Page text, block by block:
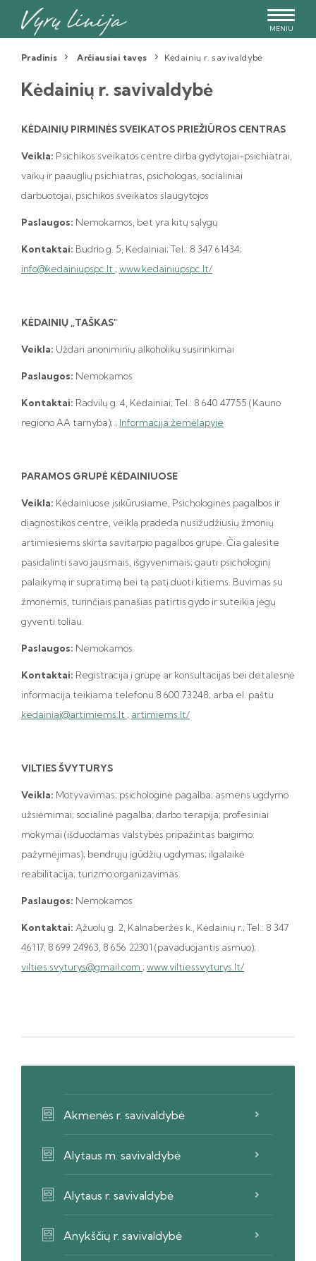
MENIU
Pradinis Arčiausiai tavęs Kėdainių r. savivaldybė
Kėdainių r. savivaldybė
KĖDAINIŲ PIRMINĖS SVEIKATOS PRIEŽIŪROS CENTRAS
Veikla: Psichikos sveikatos centre dirba gydytojai-psichiatrai,
vaikų ir paauglių psichiatras, psichologas, socialiniai
darbuotojai, psichikos sveikatos slaugytojos
Paslaugos: Nemokamos, bet yra kitų sąlygų
Kontaktai: Budrio g. 5, Kėdainiai; Tel.: 8 347 61434;
info@kedainiupspc.lt ; www.kedainiupspc.lt/
KĖDAINIŲ „TAŠKAS"
Veikla: Uždari anoniminių alkoholikų susirinkimai
Paslaugos: Nemokamos
Kontaktai: Radvilų g. 4, Kėdainiai; Tel.: 8 640 47755 (Kauno
regiono AA tarnyba); ; Informacija žemėlapyje
PARAMOS GRUPĖ KĖDAINIUOSE
Veikla: Kėdainiuose įsikūrusiame, Psichologinės pagalbos ir
diagnostikos centre, veiklą pradeda nusižudžiusių žmonių
artimiesiems skirta savitarpio pagalbos grupė. Čia galėsite
pasidalinti savo jausmais, išgyvenimais; gauti psichologinį
palaikymą ir supratimą bei tą patį duoti kitiems. Buvimas su
žmonėmis, turinčiais panašias patirtis gydo ir suteikia jėgų
gyventi toliau.
Paslaugos: Nemokamos
Kontaktai: Registracija į grupę ar konsultacijas bei detalesnė
informacija teikiama telefonu 8 600 73248; arba el. paštu
kedainiai@artimiems.lt ; artimiems.lt/
VILTIES ŠVYTURYS
Veikla: Motyvavimas; psichologinė pagalba; asmens ugdymo
užsiėmimai; socialinė pagalba; darbo terapija; profesiniai
mokymai (išduodamas valstybės pripažintas baigimo
pažymėjimas); bendrųjų įgūdžių ugdymas; ilgalaikė
reabilitacija; turizmo organizavimas.
Paslaugos: Nemokamos
Kontaktai: Ąžuolų g. 2, Kalnaberžės k., Kėdainių r.; Tel.: 8 347
46117, 8 699 24963, 8 656 22301 (pavaduojantis asmuo);
vilties.svyturys@gmail.com ; www.viltiessvyturys.lt/
Akmenės r. savivaldybė
Alytaus m. savivaldybė
Alytaus r. savivaldybė
Anykščių r. savivaldybė